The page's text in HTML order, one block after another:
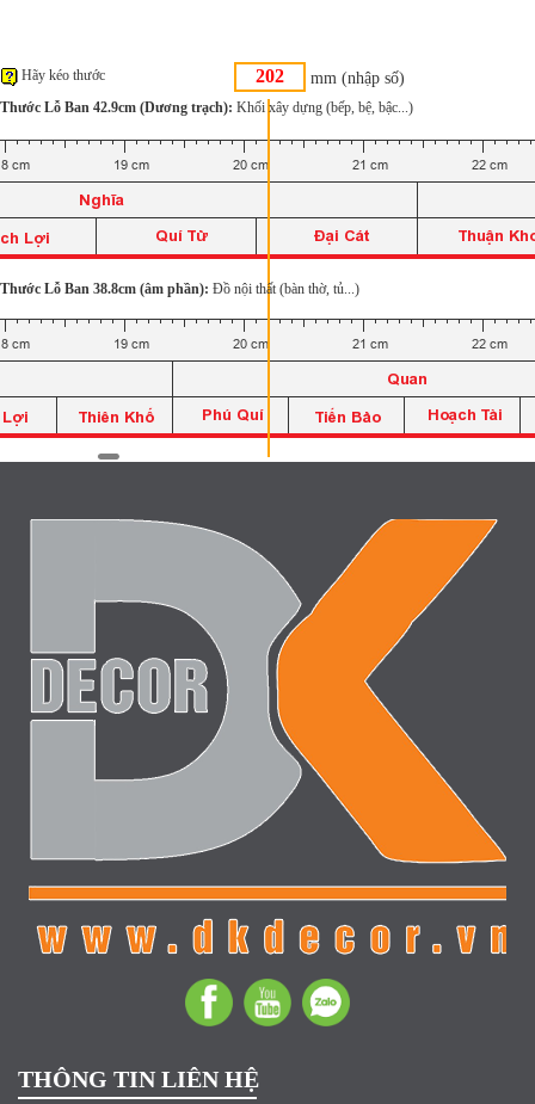
mm (nhập số)
Hãy kéo thước
Thước Lỗ Ban 42.9cm (Dương trạch): Khối xây dựng (bếp, bệ, bậc...)
Thước Lỗ Ban 38.8cm (âm phần): Đồ nội thất (bàn thờ, tủ...)
THÔNG TIN LIÊN HỆ